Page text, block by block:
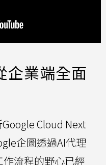
企業端全面
Cloud Next
企圖透過AI代理
作流程的野心已經